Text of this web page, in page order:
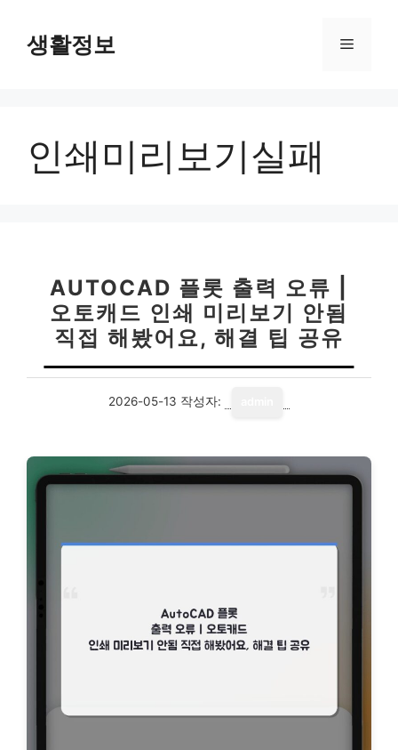
생활정보 메
인쇄미리보기실패
AUTOCAD 플롯 출력 오류 |
오토캐드 인쇄 미리보기 안됨
직접 해봤어요, 해결 팁 공유
2026-05-13 작성자: